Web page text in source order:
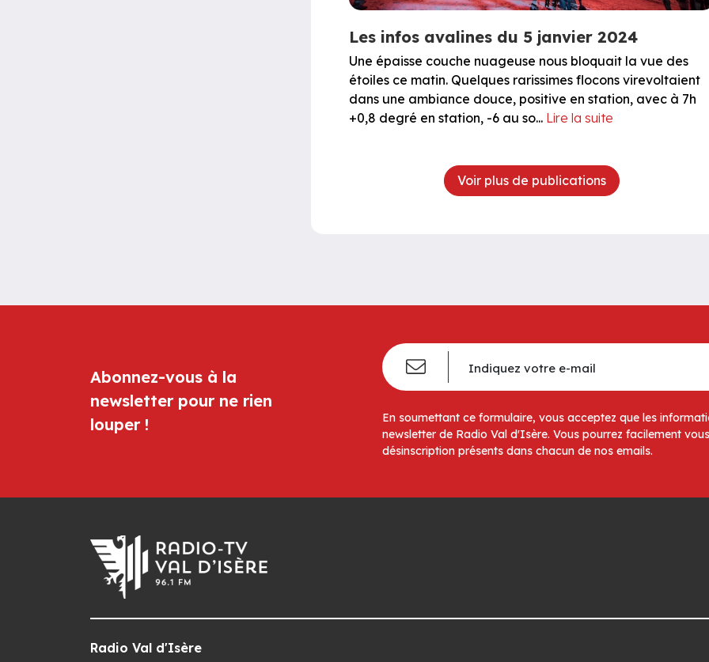
Les infos avalines du 5 janvier 2024
Une épaisse couche nuageuse nous bloquait la vue des
étoiles ce matin. Quelques rarissimes flocons virevoltaient
dans une ambiance douce, positive en station, avec à 7h
+0,8 degré en station, -6 au so... Lire la suite
Voir plus de publications
Abonnez-vous à la
newsletter pour ne rien
louper !
En soumettant ce formulaire, vous acceptez que les
newsletter de Radio Val d'Isère. Vous pourrez facilement
désinscription présents dans chacun de nos emails.
Radio Val d'Isère